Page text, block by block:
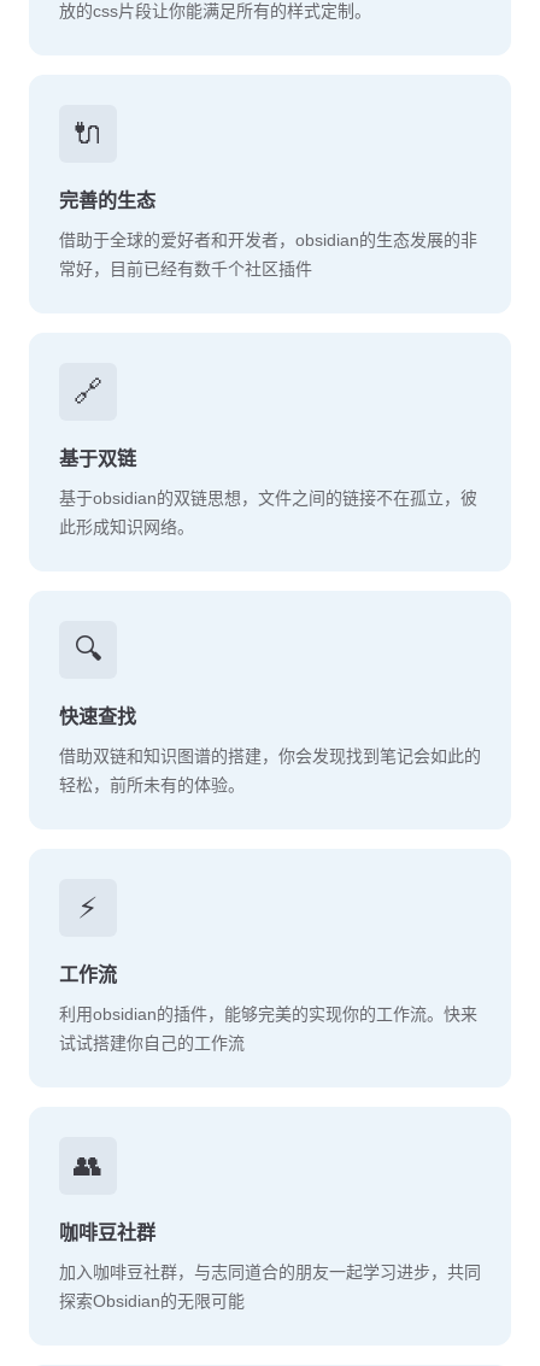
放的css片段让你能满足所有的样式定制。
🔌
完善的生态
借助于全球的爱好者和开发者，obsidian的生态发展的非
常好，目前已经有数千个社区插件
🔗
基于双链
基于obsidian的双链思想，文件之间的链接不在孤立，彼
此形成知识网络。
🔍
快速查找
借助双链和知识图谱的搭建，你会发现找到笔记会如此的
轻松，前所未有的体验。
⚡
工作流
利用obsidian的插件，能够完美的实现你的工作流。快来
试试搭建你自己的工作流
👥
咖啡豆社群
加入咖啡豆社群，与志同道合的朋友一起学习进步，共同
探索Obsidian的无限可能